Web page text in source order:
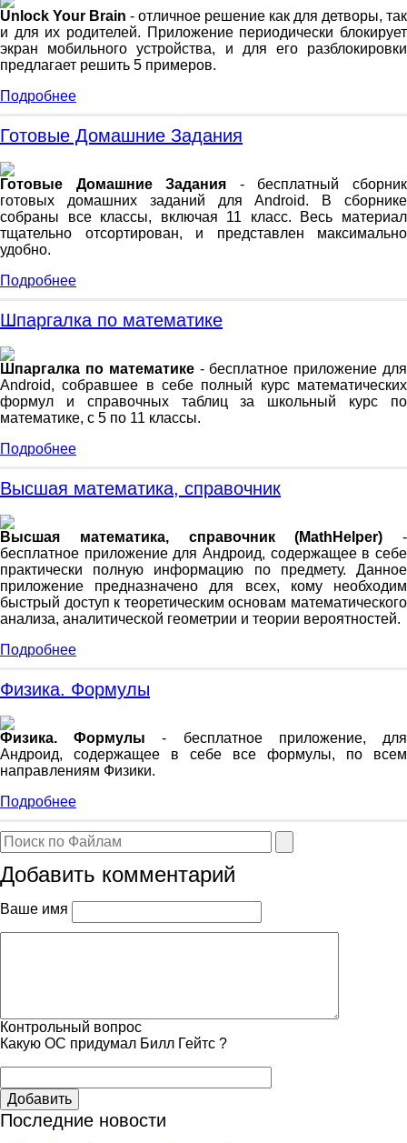
Unlock Your Brain - отличное решение как для детворы, так
и для их родителей. Приложение периодически блокирует
экран мобильного устройства, и для его разблокировки
предлагает решить 5 примеров.
Подробнее
Готовые Домашние Задания
Готовые Домашние Задания - бесплатный сборник
готовых домашних заданий для Android. В сборнике
собраны все классы, включая 11 класс. Весь материал
тщательно отсортирован, и представлен максимально
удобно.
Подробнее
Шпаргалка по математике
Шпаргалка по математике- бесплатное приложение для
Android, собравшее в себе полный курс математических
формул и справочных таблиц за школьный курс по
математике, с 5 по 11 классы.
Подробнее
Высшая математика, справочник
Высшая математика, справочник (MathHelper) -
бесплатное приложение для Андроид, содержащее в себе
практически полную информацию по предмету. Данное
приложение предназначено для всех, кому необходим
быстрый доступ к теоретическим основам математического
анализа, аналитической геометрии и теории вероятностей.
Подробнее
Физика. Формулы
Физика. Формулы - бесплатное приложение, для
Андроид, содержащее в себе все формулы, по всем
направлениям Физики.
Подробнее
Добавить комментарий
Ваше имя
Контрольный вопрос
Какую ОС придумал Билл Гейтс ?
Добавить
Последние новости